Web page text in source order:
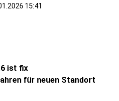
15:41
ist fix
für neuen Standort